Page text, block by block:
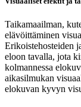
Taikamaailman,
elävöittäminen
Erikoistehosteiden
eloon tavalla, jota
kolmannessa
aikasilmukan
elokuvan kyvyn